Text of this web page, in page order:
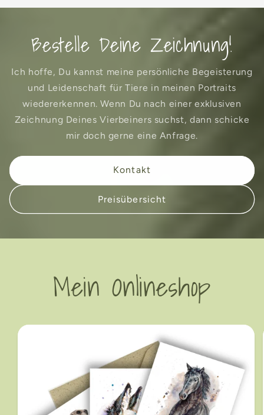
Bestelle Deine Zeichnung!
Ich hoffe, Du kannst meine persönliche Begeisterung
und Leidenschaft für Tiere in meinen Portraits
wiedererkennen. Wenn Du nach einer exklusiven
Zeichnung Deines Vierbeiners suchst, dann schicke
mir doch gerne eine Anfrage.
Kontakt
Preisübersicht
Mein Onlineshop